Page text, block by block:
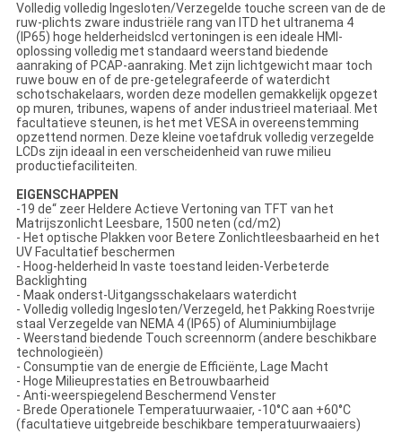
Volledig volledig Ingesloten/Verzegelde touche screen van de de
ruw-plichts zware industriële rang van ITD het ultranema 4
(IP65) hoge helderheidslcd vertoningen is een ideale HMI-
oplossing volledig met standaard weerstand biedende
aanraking of PCAP-aanraking. Met zijn lichtgewicht maar toch
ruwe bouw en of de pre-getelegrafeerde of waterdicht
schotschakelaars, worden deze modellen gemakkelijk opgezet
op muren, tribunes, wapens of ander industrieel materiaal. Met
facultatieve steunen, is het met VESA in overeenstemming
opzettend normen. Deze kleine voetafdruk volledig verzegelde
LCDs zijn ideaal in een verscheidenheid van ruwe milieu
productiefaciliteiten.
EIGENSCHAPPEN
-19 de“ zeer Heldere Actieve Vertoning van TFT van het
Matrijszonlicht Leesbare, 1500 neten (cd/m2)
- Het optische Plakken voor Betere Zonlichtleesbaarheid en het
UV Facultatief beschermen
- Hoog-helderheid In vaste toestand leiden-Verbeterde
Backlighting
- Maak onderst-Uitgangsschakelaars waterdicht
- Volledig volledig Ingesloten/Verzegeld, het Pakking Roestvrije
staal Verzegelde van NEMA 4 (IP65) of Aluminiumbijlage
- Weerstand biedende Touch screennorm (andere beschikbare
technologieën)
- Consumptie van de energie de Efficiënte, Lage Macht
- Hoge Milieuprestaties en Betrouwbaarheid
- Anti-weerspiegelend Beschermend Venster
- Brede Operationele Temperatuurwaaier, -10°C aan +60°C
(facultatieve uitgebreide beschikbare temperatuurwaaiers)